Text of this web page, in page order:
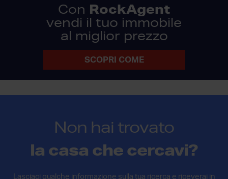
Con RockAgent
vendi il tuo immobile
al miglior prezzo
SCOPRI COME
Non hai trovato
la casa che cercavi?
Lasciaci qualche informazione sulla tua ricerca e riceverai in